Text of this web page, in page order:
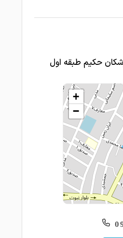
حکیم طبقه اول
+
−